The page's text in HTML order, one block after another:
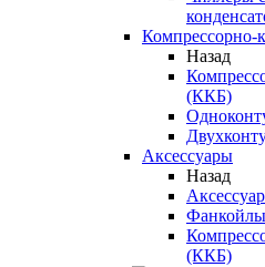
Компрессорно-
Назад
(ККБ)
Аксессуары
Назад
Фанкойлы
(ККБ)